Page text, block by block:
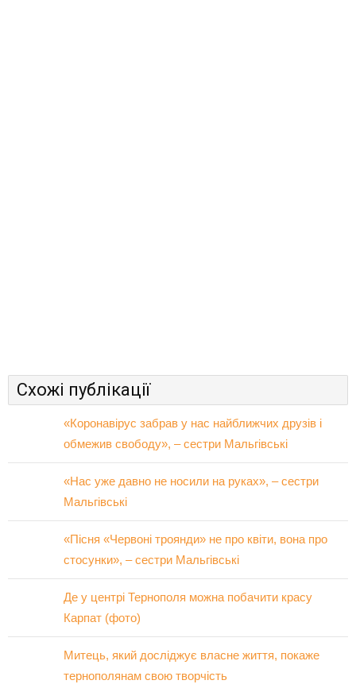
Схожі публікації
«Коронавірус забрав у нас найближчих друзів і
обмежив свободу», – сестри Мальгівські
«Нас уже давно не носили на руках», – сестри
Мальгівські
«Пісня «Червоні троянди» не про квіти, вона про
стосунки», – сестри Мальгівські
Де у центрі Тернополя можна побачити красу
Карпат (фото)
Митець, який досліджує власне життя, покаже
тернополянам свою творчість